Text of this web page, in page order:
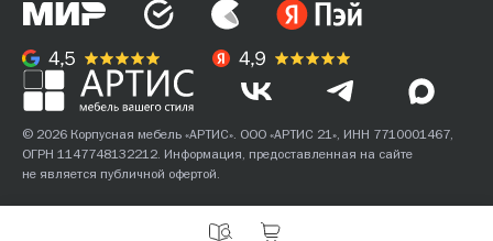
© 2026 Корпусная мебель «АРТИС». ООО «АРТИС 21», ИНН 7710001467,
ОГРН 1147748132212. Информация, предоставленная на сайте
не является публичной офертой.